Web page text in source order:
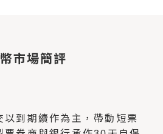
市場簡評
以到期續作為主，帶動短票